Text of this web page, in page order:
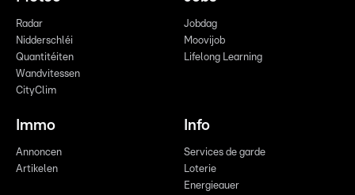
Radar
Nidderschléi
Quantitéiten
Wandvitessen
CityClim
Jobdag
Moovijob
Lifelong Learning
Immo
Annoncen
Artikelen
Info
Services de garde
Loterie
Energieauer